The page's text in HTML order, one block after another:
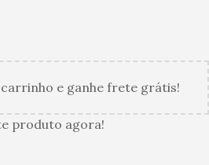
e ganhe frete grátis!
produto agora!